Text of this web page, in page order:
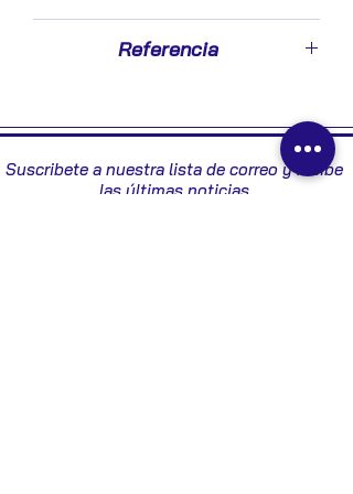
Referencia
Suscribete a nuestra lista de correo y recibe
las últimas noticias